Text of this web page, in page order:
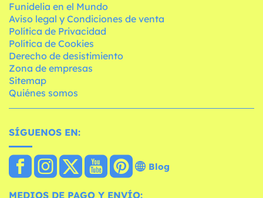
Funidelia en el Mundo
Aviso legal y Condiciones de venta
Política de Privacidad
Política de Cookies
Derecho de desistimiento
Zona de empresas
Sitemap
Quiénes somos
SÍGUENOS EN:
Blog
MEDIOS DE PAGO Y ENVÍO: